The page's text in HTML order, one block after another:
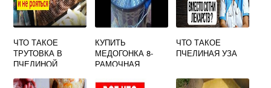
ЧТО ТАКОЕ
ТРУТОВКА В
ПЧЕЛИНОЙ
КУПИТЬ
МЕДОГОНКА 8-
РАМОЧНАЯ
САМОПОВОРОТН
ЧТО ТАКОЕ
ПЧЕЛИНАЯ УЗА